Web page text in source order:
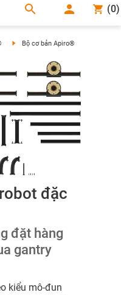
search (0)
Bộ cơ bản Apiro®
đặc
đặt hàng
gantry
kiểu mô-đun